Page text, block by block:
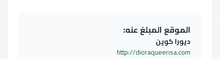
الموقع المبلغ عنه:
ديورا كوين
http://dioraqueensa.com